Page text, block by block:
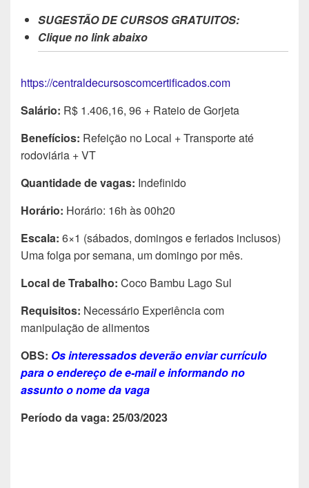
SUGESTÃO DE CURSOS GRATUITOS:
Clique no link abaixo
https://centraldecursoscomcertificados.com
Salário: R$ 1.406,16, 96 + Rateio de Gorjeta
Benefícios: Refeição no Local + Transporte até
rodoviária + VT
Quantidade de vagas: Indefinido
Horário: Horário: 16h às 00h20
Escala: 6×1 (sábados, domingos e feriados inclusos)
Uma folga por semana, um domingo por mês.
Local de Trabalho: Coco Bambu Lago Sul
Requisitos: Necessário Experiência com
manipulação de alimentos
OBS: Os interessados deverão enviar currículo
para o endereço de e-mail e informando no
assunto o nome da vaga
Período da vaga: 25/03/2023